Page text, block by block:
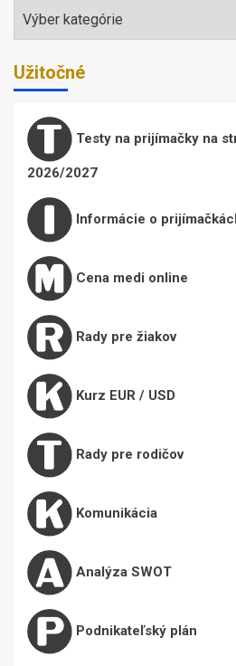
Témy
Užitočné
Testy na prijímačky na
2026/2027
Informácie o
Cena medi online
Rady pre žiakov
Kurz EUR / USD
Rady pre rodičov
Komunikácia
Analýza SWOT
Podnikateľský plán